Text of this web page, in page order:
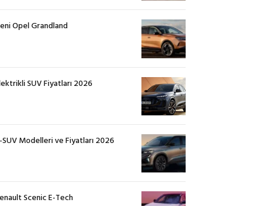
Opel Grandland
SUV Fiyatları 2026
SUV Modelleri ve Fiyatları 2026
Scenic E-Tech